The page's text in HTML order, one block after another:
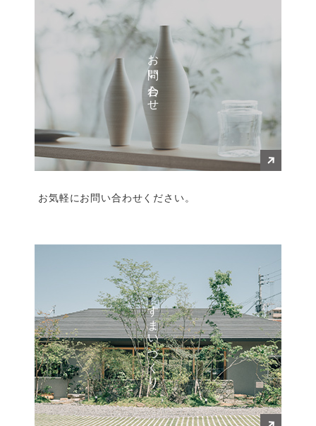
お問い合わせ
お気軽にお問い合わせください。
すまいづくり